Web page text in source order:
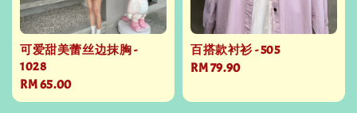
可爱甜美蕾丝边抹胸 -
1028
Regular
price
RM 65.00
百搭款衬衫 - 505
Regular
RM 79.90